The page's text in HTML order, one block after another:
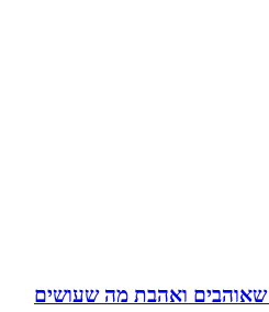
שאוהבים ואהבת מה שעושים